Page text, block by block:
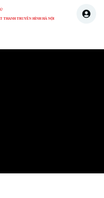
THANH TRUYỀN HÌNH HÀ NỘI